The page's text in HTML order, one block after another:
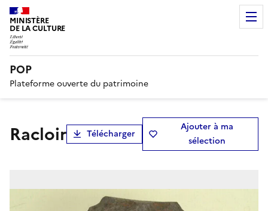
MINISTÈRE
DE LA CULTURE
POP
Plateforme ouverte du patrimoine
racloir Télécharger
Ajouter à ma
sélection